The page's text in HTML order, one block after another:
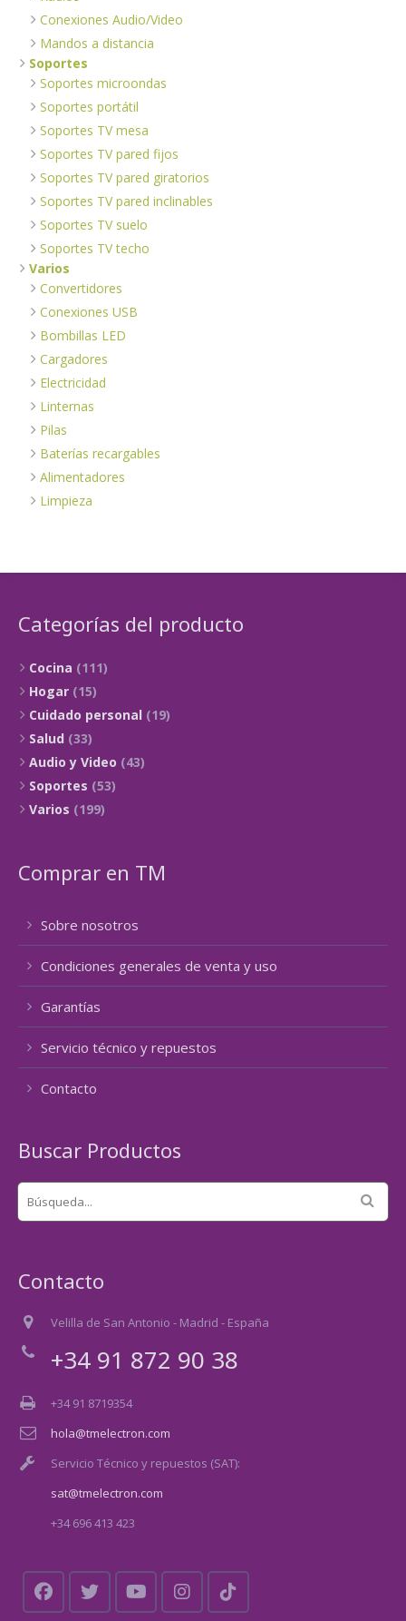
Conexiones Audio/Video
Mandos a distancia
Soportes
Soportes microondas
Soportes portátil
Soportes TV mesa
Soportes TV pared fijos
Soportes TV pared giratorios
Soportes TV pared inclinables
Soportes TV suelo
Soportes TV techo
Varios
Convertidores
Conexiones USB
Bombillas LED
Cargadores
Electricidad
Linternas
Pilas
Baterías recargables
Alimentadores
Limpieza
Categorías del producto
Cocina (111)
Hogar (15)
Cuidado personal (19)
Salud (33)
Audio y Video (43)
Soportes (53)
Varios (199)
Comprar en TM
Sobre nosotros
Condiciones generales de venta y uso
Garantías
Servicio técnico y repuestos
Contacto
Buscar Productos
Contacto
Velilla de San Antonio - Madrid - España
+34 91 872 90 38
+34 91 8719354
hola@tmelectron.com
Servicio Técnico y repuestos (SAT):
sat@tmelectron.com
+34 696 413 423